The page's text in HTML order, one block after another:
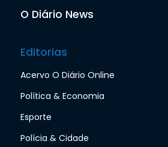
O Diário News
Editorias
Acervo O Diário Online
Política & Economia
Esporte
Polícia & Cidade